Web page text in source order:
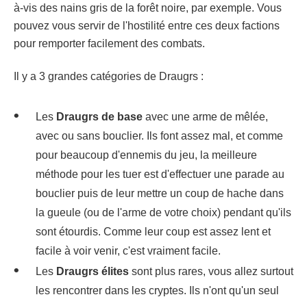
à-vis des nains gris de la forêt noire, par exemple. Vous
pouvez vous servir de l'hostilité entre ces deux factions
pour remporter facilement des combats.
Il y a 3 grandes catégories de Draugrs :
Les Draugrs de base avec une arme de mêlée,
avec ou sans bouclier. Ils font assez mal, et comme
pour beaucoup d'ennemis du jeu, la meilleure
méthode pour les tuer est d'effectuer une parade au
bouclier puis de leur mettre un coup de hache dans
la gueule (ou de l'arme de votre choix) pendant qu'ils
sont étourdis. Comme leur coup est assez lent et
facile à voir venir, c'est vraiment facile.
Les Draugrs élites sont plus rares, vous allez surtout
les rencontrer dans les cryptes. Ils n'ont qu'un seul